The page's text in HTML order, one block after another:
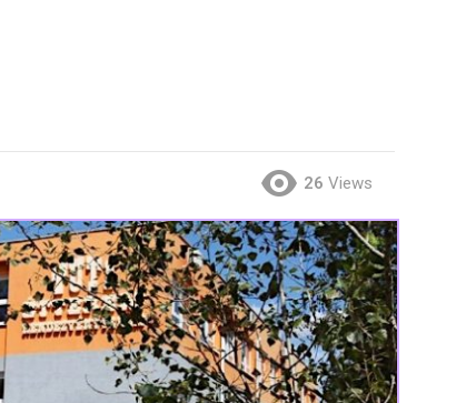
26 Views